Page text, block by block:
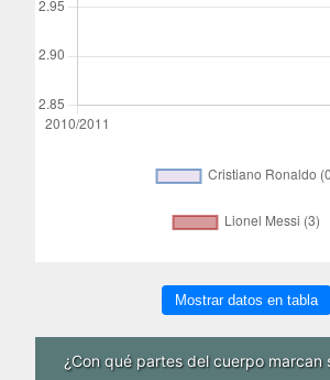
Mostrar datos en tabla
¿Con qué partes del cuerpo marcan